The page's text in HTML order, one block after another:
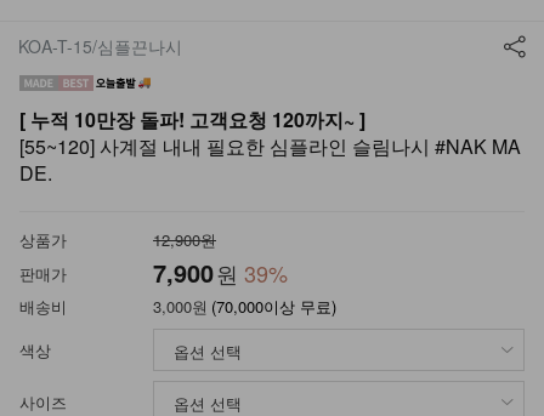
KOA-T-15/심플끈나시
[ 누적 10만장 돌파! 고객요청 120까지~ ]
[55~120] 사계절 내내 필요한 심플라인 슬림나시 #NAK MA
DE.
상품가
12,900원
판매가
7,900원 39%
배송비 3,000원 (70,000이상 무료)
색상
사이즈